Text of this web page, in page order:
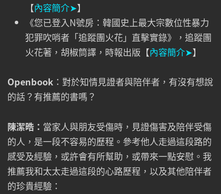
【內容簡介➤】
《您已登入N號房：韓國史上最大宗數位性暴力
犯罪吹哨者「追蹤團火花」直擊實錄》，追蹤團
火花著，胡椒筒譯，時報出版【內容簡介➤】
Openbook ：對於知情見證者與陪伴者，有沒有想說
的話？有推薦的書嗎？
陳潔晧： 當家人與朋友受傷時，見證傷害及陪伴受傷
的人，是一段不容易的歷程。參考他人走過這段路的
感受及經驗，或許會有所幫助，或帶來一點安慰。我
推薦我和太太走過這段的心路歷程，以及其他陪伴者
的珍貴經驗：